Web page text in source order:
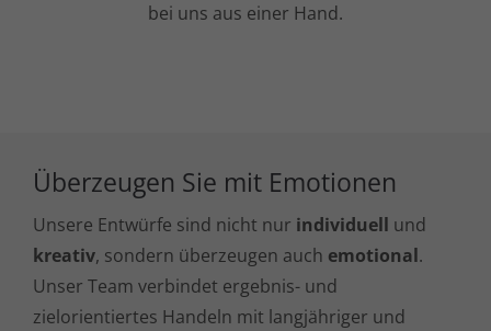
bei uns aus einer Hand.
Überzeugen Sie mit Emotionen
Unsere Entwürfe sind nicht nur individuell und
kreativ, sondern überzeugen auch emotional.
Unser Team verbindet ergebnis- und
zielorientiertes Handeln mit langjähriger und